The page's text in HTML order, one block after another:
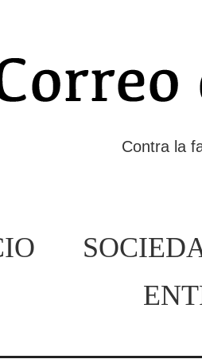
Contra la